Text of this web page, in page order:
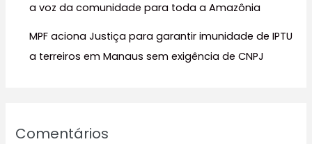
a voz da comunidade para toda a Amazônia
MPF aciona Justiça para garantir imunidade de IPTU
a terreiros em Manaus sem exigência de CNPJ
Comentários